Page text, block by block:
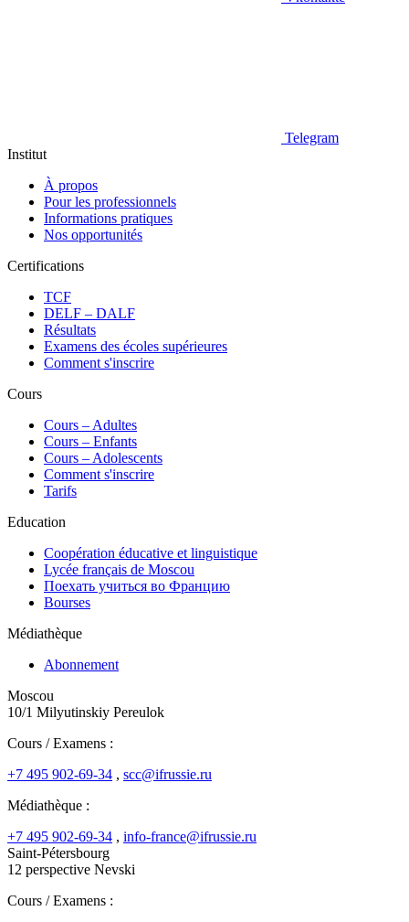
Telegram
Institut
À propos
Pour les professionnels
Informations pratiques
Nos opportunités
Certifications
TCF
DELF – DALF
Résultats
Examens des écoles supérieures
Comment s'inscrire
Cours
Сours – Adultes
Cours – Enfants
Cours – Adolescents
Comment s'inscrire
Tarifs
Education
Coopération éducative et linguistique
Lycée français de Moscou
Поехать учиться во Францию
Bourses
Médiathèque
Abonnement
Moscou
10/1 Milyutinskiy Pereulok
Cours / Examens :
+7 495 902-69-34 , scc@ifrussie.ru
Médiathèque :
+7 495 902-69-34 , info-france@ifrussie.ru
Saint-Pétersbourg
12 perspective Nevski
Cours / Examens :